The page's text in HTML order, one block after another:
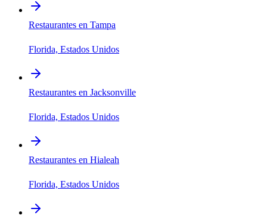
Restaurantes en Tampa
Florida, Estados Unidos
Restaurantes en Jacksonville
Florida, Estados Unidos
Restaurantes en Hialeah
Florida, Estados Unidos